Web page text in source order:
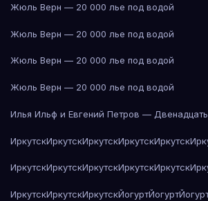
Жюль Верн — 20 000 лье под водой
Жюль Верн — 20 000 лье под водой
Жюль Верн — 20 000 лье под водой
Жюль Верн — 20 000 лье под водой
Илья Ильф и Евгений Петров — Двенадцать
ИркутскИркутскИркутскИркутскИркутск
ИркутскИркутскИркутскИркутскИркутск
ИркутскИркутскИркутскЙогуртЙогурт